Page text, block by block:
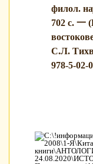
филол.
702 с. 一
С.Л.
978-5-02-